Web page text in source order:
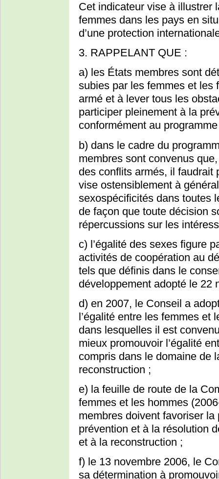
Cet indicateur vise à illustrer
femmes dans les pays en
d’une protection
3. RAPPELANT QUE :
a) les États membres sont
subies par les femmes et les
armé et à lever tous les
participer pleinement à la
conformément au
b) dans le cadre du
membres sont convenus
des conflits armés, il faudrait
vise ostensiblement à
sexospécificités dans toutes
de façon que toute décision
répercussions sur les
c) l’égalité des sexes figure
activités de coopération au
tels que définis dans le
développement adopté le 22
d) en 2007, le Conseil a
l’égalité entre les femmes et
dans lesquelles il est
mieux promouvoir l’égalité
compris dans le domaine de
reconstruction ;
e) la feuille de route de la
femmes et les hommes
membres doivent favoriser
prévention et à la résolution
et à la reconstruction ;
f) le 13 novembre 2006, le
sa détermination à